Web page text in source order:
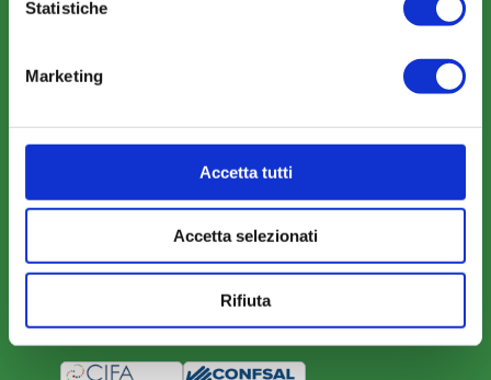
Statistiche
Marketing
Accetta tutti
Accetta selezionati
Rifiuta
Sfoglia la nostra brochure
Farc Interattivo